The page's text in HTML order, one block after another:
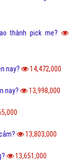
thành pick me?
nay? 14,472,000
nay? 13,998,000
13,803,000
13,651,000